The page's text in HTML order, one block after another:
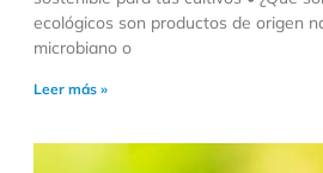
ecológicos son productos de origen
microbiano o
Leer más »